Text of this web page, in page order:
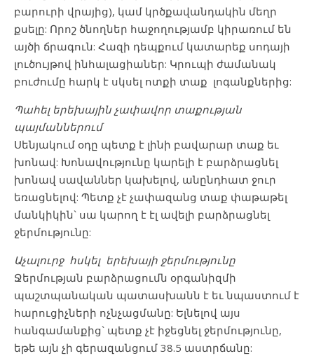
բարուրի վրայից), կամ կրծքավանդակին մեղր
քսելը: Որոշ ծնողներ հաջողությամբ կիրառում են
այծի ճրագուն: Հազի դեպքում կատարեք սոդայի
լուծույթով ինհալացիաներ: Կրուպի ժամանակ
բուժումը հարկ է սկսել ոտքի տաք լոգանքներից:
Պահել երեխային չափավոր տաքության
պայմաններում
Սենյակում օդը պետք է լինի բավարար տաք եւ
խոնավ: Խոնավությունը կարելի է բարձրացնել
խոնավ սավաններ կախելով, անընդհատ ջուր
եռացնելով: Պետք չէ չափազանց տաք փաթաթել
մանկիկին` սա կարող է էլ ավելի բարձրացնել
ջերմությունը:
Աչալուրջ հսկել երեխայի ջերմությունը
Ջերմության բարձրացումն օրգանիզմի
պաշտպանական պատասխանն է եւ նպաստում է
հարուցիչների ոչնչացմանը: Ելնելով այս
հանգամանքից` պետք չէ իջեցնել ջերմությունը,
եթե այն չի գերազանցում 38.5 աստրճանը: